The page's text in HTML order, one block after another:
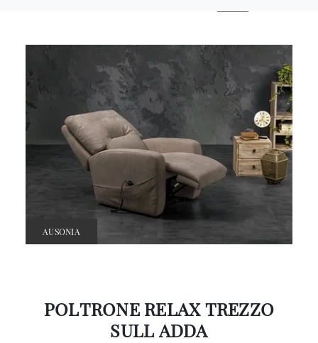
AUSONIA
POLTRONE RELAX TREZZO
SULL ADDA